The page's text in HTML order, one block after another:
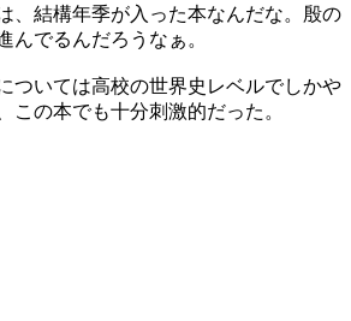
、結構年季が入った本なんだな。殷の
んでるんだろうなぁ。
ついては高校の世界史レベルでしかや
この本でも十分刺激的だった。